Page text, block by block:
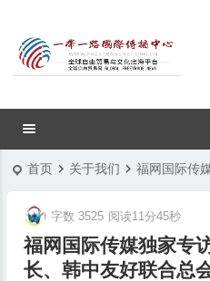
首页 关于我们 福网国际传
福网国际传媒独家专
长、韩中友好联合总
字数 3525 阅读11分45秒